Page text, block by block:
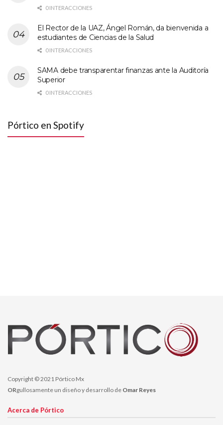
0 INTERACCIONES
El Rector de la UAZ, Ángel Román, da bienvenida a
estudiantes de Ciencias de la Salud
0 INTERACCIONES
SAMA debe transparentar finanzas ante la Auditoría
Superior
0 INTERACCIONES
Pórtico en Spotify
Copyright © 2021 Pórtico Mx
ORgullosamente un diseño y desarrollo de Omar Reyes
Acerca de Pórtico